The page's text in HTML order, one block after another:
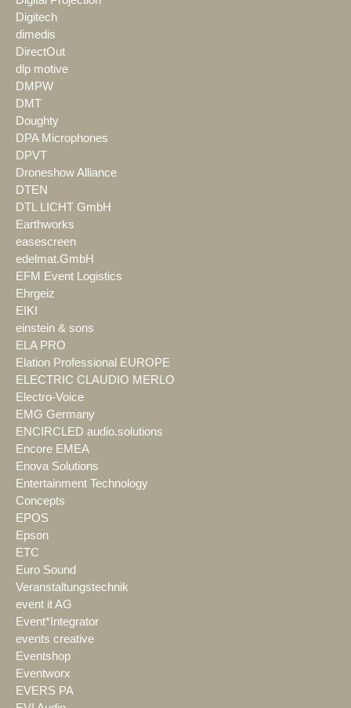
Digitech
dimedis
DirectOut
dlp motive
DMPW
DMT
Doughty
DPA Microphones
DPVT
Droneshow Alliance
DTEN
DTL LICHT GmbH
Earthworks
easescreen
edelmat.GmbH
EFM Event Logistics
Ehrgeiz
EIKI
einstein & sons
ELA PRO
Elation Professional EUROPE
ELECTRIC CLAUDIO MERLO
Electro-Voice
EMG Germany
ENCIRCLED audio.solutions
Encore EMEA
Enova Solutions
Entertainment Technology
Concepts
EPOS
Epson
ETC
Euro Sound
Veranstaltungstechnik
event it AG
Event*Integrator
events creative
Eventshop
Eventworx
EVERS PA